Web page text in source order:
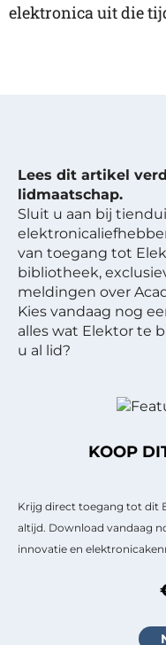
elektronica uit die
Lees dit artikel
lidmaatschap.
Sluit u aan bij
van toegang tot
bibliotheek,
meldingen over
Kies vandaag nog
alles wat Elektor te
u al lid?
KOOP
Krijg direct toegang tot dit
altijd. Download vandaag
innovatie en